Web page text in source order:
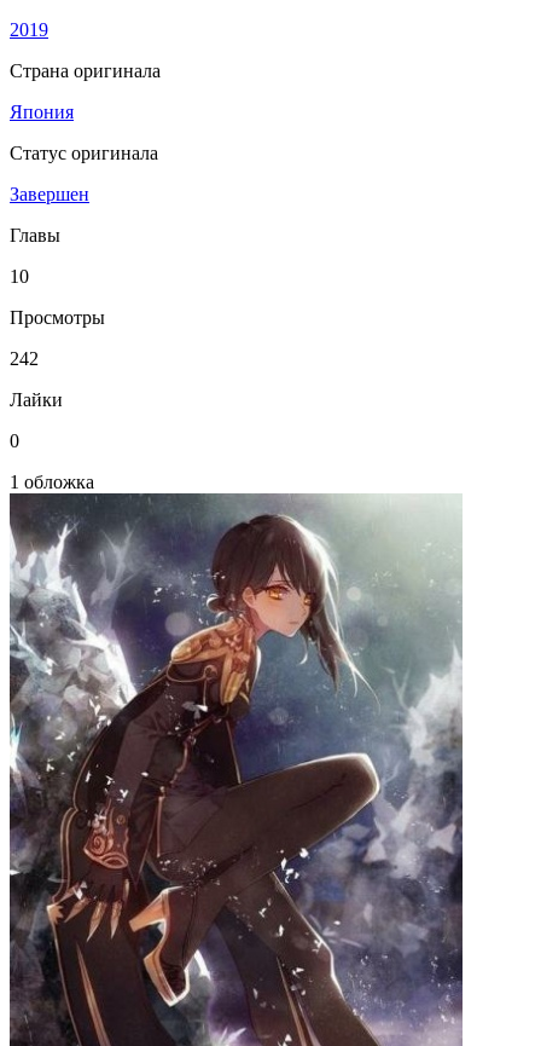
2019
Страна оригинала
Япония
Статус оригинала
Завершен
Главы
10
Просмотры
242
Лайки
0
1 обложка